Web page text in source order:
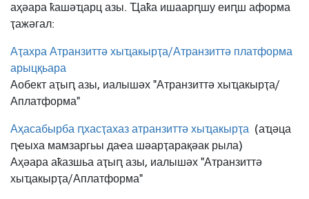
аҳәара ҟашәҵарц азы. Ҵаҟа ишаарԥшу еиԥш аформа
ҭажәгал:
Аҭахра Атранзиттә хыҵакырҭа/Атранзиттә платформа
арыцқьара
Аобект аҭыԥ азы, иалышәх "Атранзиттә хыҵакырҭа/
Аплатформа"
Аҳасабырба ԥхасҭахаз атранзиттә хыҵакырҭа (аҵәца
ԥҽыха мамзаргьы даҽа шәарҭарақәак рыла)
Аҳәара аҟазшьа аҭыԥ азы, иалышәх "Атранзиттә
хыҵакырҭа/Аплатформа"